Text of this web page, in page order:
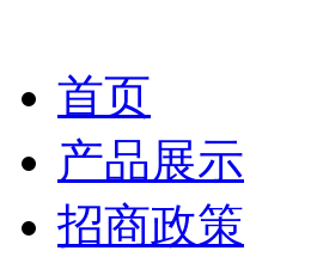
首页
产品展示
招商政策